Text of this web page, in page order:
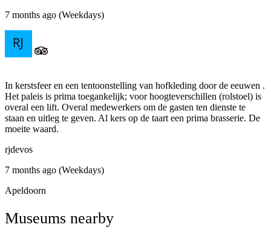
7 months ago (Weekdays)
In kerstsfeer en een tentoonstelling van hofkleding door de eeuwen .
Het paleis is prima toegankelijk; voor hoogteverschillen (rolstoel) is
overal een lift. Overal medewerkers om de gasten ten dienste te
staan en uitleg te geven. Al kers op de taart een prima brasserie. De
moeite waard.
rjdevos
7 months ago (Weekdays)
Apeldoorn
Museums nearby